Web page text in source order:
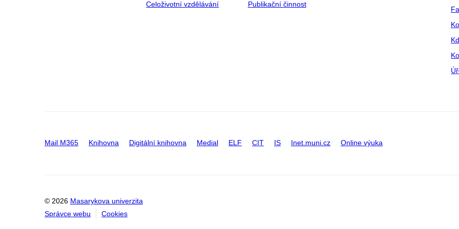
Celoživotní vzdělávání
Publikační činnost
Mail M365 Knihovna Digitální knihovna Medial ELF CIT IS Inet.muni.cz Online výuka
© 2026 Masarykova univerzita
Správce webu
Cookies